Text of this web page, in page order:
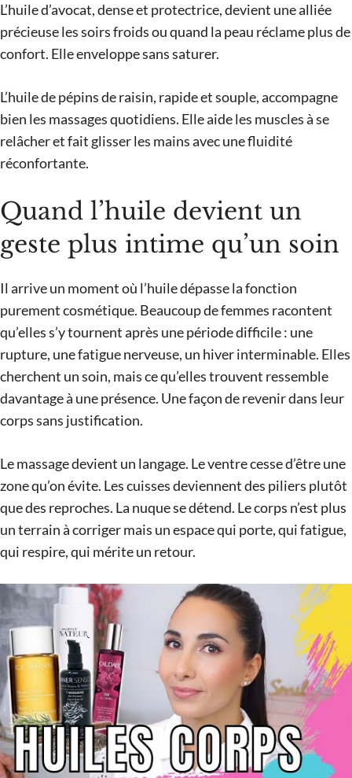
L’huile d’avocat, dense et protectrice, devient une alliée
précieuse les soirs froids ou quand la peau réclame plus de
confort. Elle enveloppe sans saturer.
L’huile de pépins de raisin, rapide et souple, accompagne
bien les massages quotidiens. Elle aide les muscles à se
relâcher et fait glisser les mains avec une fluidité
réconfortante.
Quand l’huile devient un
geste plus intime qu’un soin
Il arrive un moment où l’huile dépasse la fonction
purement cosmétique. Beaucoup de femmes racontent
qu’elles s’y tournent après une période difficile : une
rupture, une fatigue nerveuse, un hiver interminable. Elles
cherchent un soin, mais ce qu’elles trouvent ressemble
davantage à une présence. Une façon de revenir dans leur
corps sans justification.
Le massage devient un langage. Le ventre cesse d’être une
zone qu’on évite. Les cuisses deviennent des piliers plutôt
que des reproches. La nuque se détend. Le corps n’est plus
un terrain à corriger mais un espace qui porte, qui fatigue,
qui respire, qui mérite un retour.